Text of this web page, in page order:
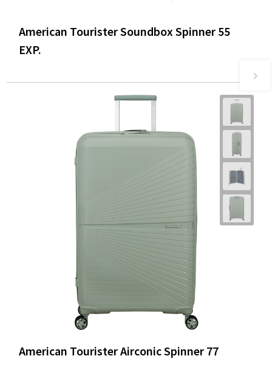
American Tourister Soundbox Spinner 55
EXP.
American Tourister Airconic Spinner 77